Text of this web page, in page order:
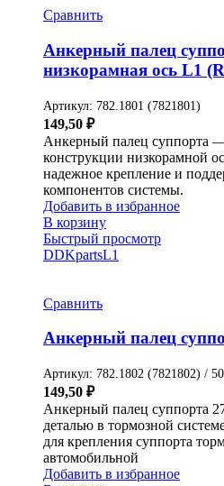
Сравнить
Анкерный палец
низкорамная ось L1
Артикул: 782.1801 (7821801)
149,50 ₽
Анкерный палец суппорта
конструкции низкорамной
надежное крепление и
компонентов системы.
Добавить в избранное
В корзину
Быстрый просмотр
DDKpartsL1
Сравнить
Анкерный палец
Артикул: 782.1802 (7821802) /
149,50 ₽
Анкерный палец суппорта
деталью в тормозной
для крепления суппорта
автомобильной
Добавить в избранное